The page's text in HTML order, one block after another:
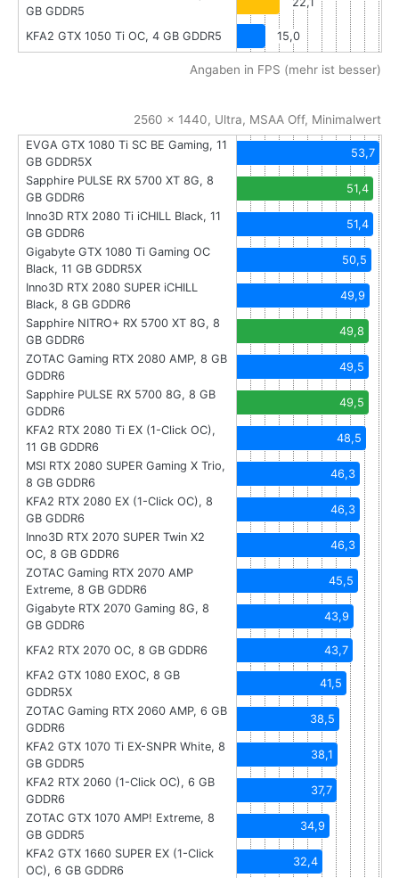
GB GDDR5
KFA2 GTX 1050 Ti OC, 4 GB GDDR5 15,0
Angaben in FPS (mehr ist besser)
2560 x 1440, Ultra, MSAA Off, Minimalwert
EVGA GTX 1080 Ti SC BE Gaming, 11
GB GDDR5X
53,7
Sapphire PULSE RX 5700 XT 8G, 8
GB GDDR6
51,4
Inno3D RTX 2080 Ti iCHILL Black, 11
GB GDDR6
51,4
Gigabyte GTX 1080 Ti Gaming OC
Black, 11 GB GDDR5X
50,5
Inno3D RTX 2080 SUPER iCHILL
Black, 8 GB GDDR6
49,9
Sapphire NITRO+ RX 5700 XT 8G, 8
GB GDDR6
49,8
ZOTAC Gaming RTX 2080 AMP, 8 GB
GDDR6
49,5
Sapphire PULSE RX 5700 8G, 8 GB
GDDR6
49,5
KFA2 RTX 2080 Ti EX (1-Click OC),
11 GB GDDR6
48,5
MSI RTX 2080 SUPER Gaming X Trio,
8 GB GDDR6
46,3
KFA2 RTX 2080 EX (1-Click OC), 8
GB GDDR6
46,3
Inno3D RTX 2070 SUPER Twin X2
OC, 8 GB GDDR6
46,3
ZOTAC Gaming RTX 2070 AMP
Extreme, 8 GB GDDR6
45,5
Gigabyte RTX 2070 Gaming 8G, 8
GB GDDR6
43,9
KFA2 RTX 2070 OC, 8 GB GDDR6
43,7
KFA2 GTX 1080 EXOC, 8 GB
GDDR5X
41,5
ZOTAC Gaming RTX 2060 AMP, 6 GB
GDDR6
38,5
KFA2 GTX 1070 Ti EX-SNPR White, 8
GB GDDR5
38,1
KFA2 RTX 2060 (1-Click OC), 6 GB
GDDR6
37,7
ZOTAC GTX 1070 AMP! Extreme, 8
GB GDDR5
34,9
KFA2 GTX 1660 SUPER EX (1-Click
OC), 6 GB GDDR6
32,4